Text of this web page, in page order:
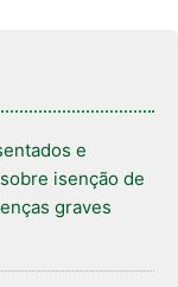
e
isenção de
graves